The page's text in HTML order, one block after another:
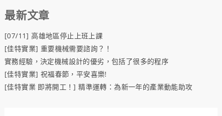
最新文章
[07/11] 高雄地區停止上班上課
[佳特實業] 重要機械需要諮詢？！
實務經驗，決定機械設計的優劣，包括了很多的程序
[佳特實業] 祝福春節，平安喜樂!
[佳特實業 即將開工！] 精準運轉：為新一年的產業動能助攻